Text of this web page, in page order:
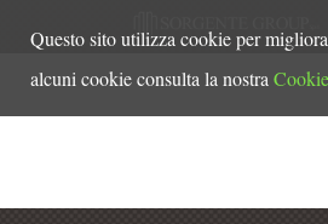
Questo sito utilizza cookie per
alcuni cookie consulta la nostra